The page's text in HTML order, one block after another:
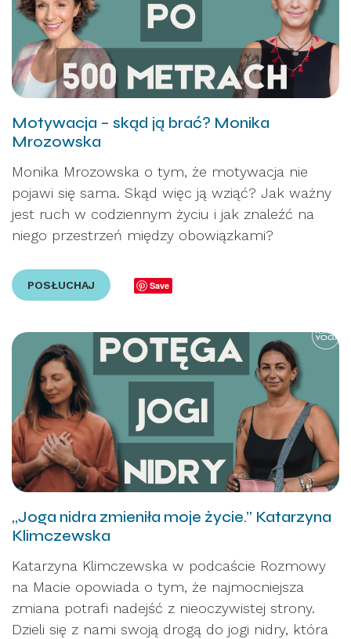
Motywacja – skąd ją brać? Monika
Mrozowska
Monika Mrozowska o tym, że motywacja nie
pojawi się sama. Skąd więc ją wziąć? Jak ważny
jest ruch w codziennym życiu i jak znaleźć na
niego przestrzeń między obowiązkami?
POSŁUCHAJ Save
„Joga nidra zmieniła moje życie.” Katarzyna
Klimczewska
Katarzyna Klimczewska w podcaście Rozmowy
na Macie opowiada o tym, że najmocniejsza
zmiana potrafi nadejść z nieoczywistej strony.
Dzieli się z nami swoją drogą do jogi nidry, która